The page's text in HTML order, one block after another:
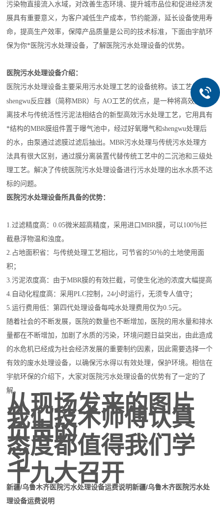
污染物直接流入水域，对改善生态环境、提升城市品位和促进经济发
展具有重要意义，为客户减低生产成本，节约能源，延长设备使用寿
命，提高生产效率，保障产品质量是公司的技术标准，下面由宇航环
保为你*医院污水处理设备，了解医院污水处理设备的优势。
医院污水处理设备介绍：
医院污水处理设备主要采用污水处理工艺的设备统称。该工艺结合膜
shengwu反应器（简称MBR）与 AO工艺的优点，是一种将高效膜分
离技术与传统活性污泥法相结合的新型高效污水处理工艺，它用具有
*结构的MBR膜组件置于曝气池中，经过好氧曝气和shengwu处理后
的水，由泵通过滤膜过滤后抽出。MBR污水处理与传统污水处理方
法具有很大区别，通过膜分离装置代替传统工艺中的二沉池和三级处
理工艺。解决了传统医院污水处理设备进行污水处理的出水水质不达
标的问题。
医院污水处理设备所具备的优势：
1.过滤精度高：0.05微米超高精度，采用进口MBR膜，可以100％拦
截悬浮物温和浊度。
2.占地面积省：与传统处理工艺相比，可节省的50％的土地使用面
积；
3.污泥浓度高：由于MBR膜的有效拦截，可使生化池的浓度大幅提高
4.自动化程度高：采用PLC控制，24小时运行，无须专人值守；
5.运行费用低：第四代处理设备每吨水处理费用仅为0.5元。
随着社会的不断发展，医院的数量也不断增加，医院的用水量和排水
量都在不断增加，加剧了水质的污染，环境问题日益突出，由此造成
的水危机已经成为社会经济发展的重要制约因素，因此需要选择一个
有效的废水处理设备，以确保污水得以有效处理，保护环境。相信在
宇航环保的介绍下，大家对医院污水处理设备的优势有了一定的了
解。
从现场发来的图片
我们技术师傅认真
负责的
态度都值得我们学
习
十九大召开
新疆/乌鲁木齐医院污水处理设备运费说明新疆/乌鲁木齐医院污水处
理设备运费说明